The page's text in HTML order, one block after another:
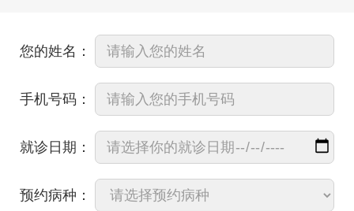
您的姓名：
手机号码：
就诊日期：
预约病种：